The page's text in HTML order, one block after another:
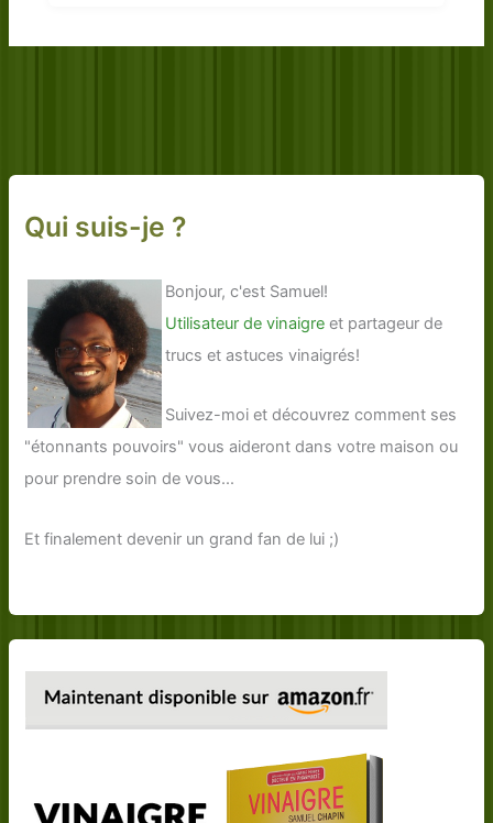
Qui suis-je ?
Bonjour, c'est Samuel!
Utilisateur de vinaigre et partageur de
trucs et astuces vinaigrés!
Suivez-moi et découvrez comment ses
"étonnants pouvoirs" vous aideront dans votre maison ou
pour prendre soin de vous...
Et finalement devenir un grand fan de lui ;)